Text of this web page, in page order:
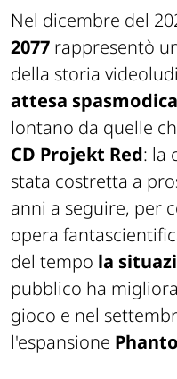
Nel dicembre del
2077 rappresentò
della storia
attesa spasmodica
lontano da quelle
CD Projekt Red: la
stata costretta a
anni a seguire, per
opera
del tempo la
pubblico ha
gioco e nel
l'espansione